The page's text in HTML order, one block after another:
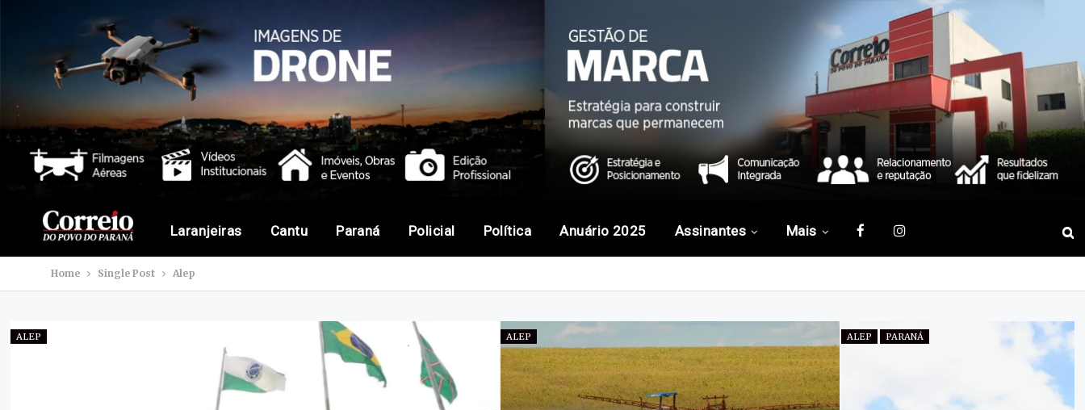
Laranjeiras Cantu Paraná Policial Política Anuário 2025 Assinantes Mais
Home Single Post Alep
ALEP ALEP ALEP PARANÁ